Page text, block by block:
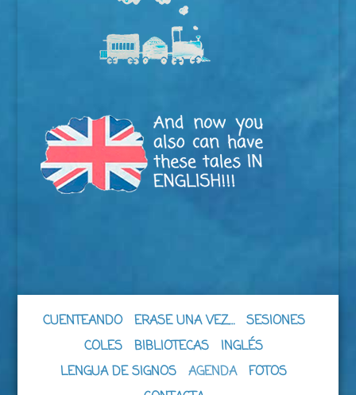
CUENTEANDO ERASE UNA VEZ…
SESIONES
COLES
BIBLIOTECAS
INGLÉS
LENGUA DE SIGNOS
AGENDA
FOTOS